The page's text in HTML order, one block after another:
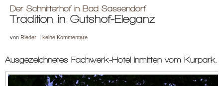
Der Schnitterhof in Bad Sassendorf
Tradition in Gutshof-Eleganz
von Rieder | keine Kommentare
Ausgezeichnetes Fachwerk-Hotel inmitten vom Kurpark.